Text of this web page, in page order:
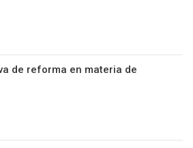
de reforma en materia de